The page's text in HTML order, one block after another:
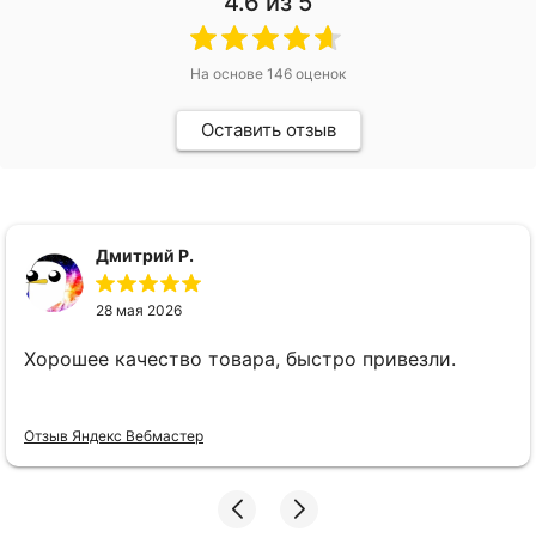
На основе 146 оценок
Оставить отзыв
Дмитрий Р.
28 мая 2026
Хорошее качество товара, быстро привезли.
Отзыв Яндекс Вебмастер